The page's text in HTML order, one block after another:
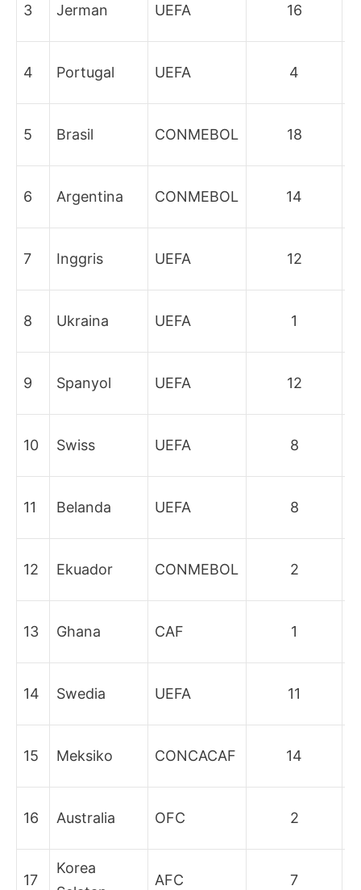
3 Jerman UEFA 16
4 Portugal UEFA 4
5 Brasil CONMEBOL 18
6 Argentina CONMEBOL 14
7 Inggris UEFA 12
8 Ukraina UEFA 1
9 Spanyol UEFA 12
10 Swiss UEFA 8
11 Belanda UEFA 8
12 Ekuador CONMEBOL 2
13 Ghana CAF 1
14 Swedia UEFA 11
15 Meksiko CONCACAF 14
16 Australia OFC 2
17
Korea
AFC 7